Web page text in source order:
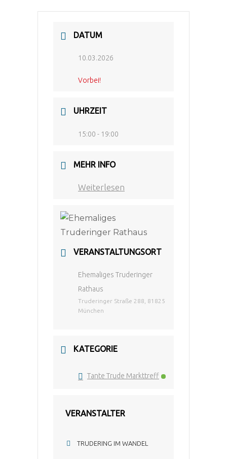
DATUM
10.03.2026
Vorbei!
UHRZEIT
15:00 - 19:00
MEHR INFO
Weiterlesen
VERANSTALTUNGSORT
Ehemaliges Truderinger
Rathaus
Truderinger Straße 288, 81825
München
KATEGORIE
Tante Trude Markttreff
VERANSTALTER
TRUDERING IM WANDEL